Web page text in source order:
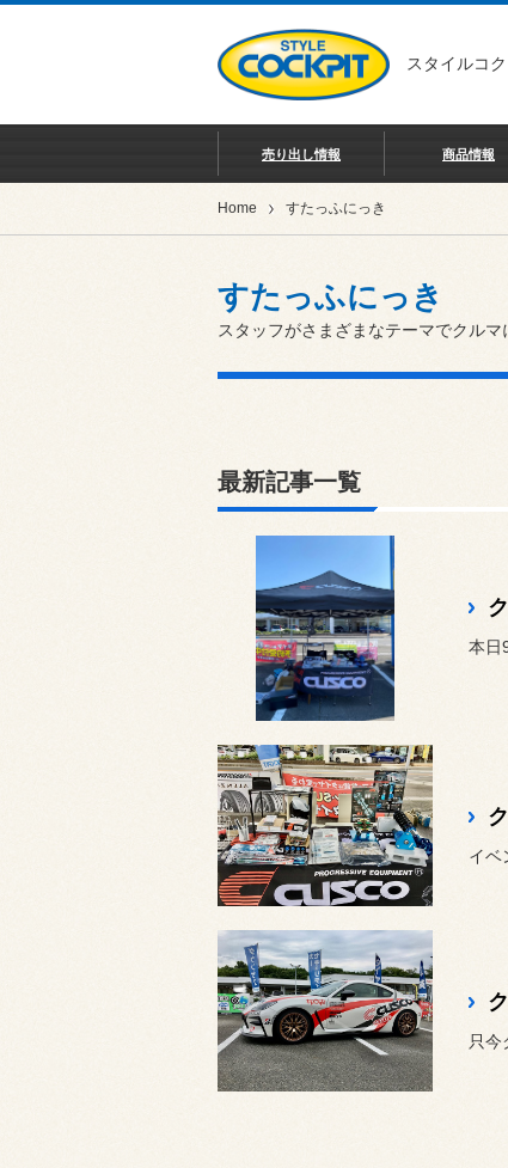
スタイルコ
売り出し情報 商品情報
Home すたっふにっき
すたっふにっき
スタッフがさまざまなテーマでクルマ
最新記事一覧
本日
イベ
只今